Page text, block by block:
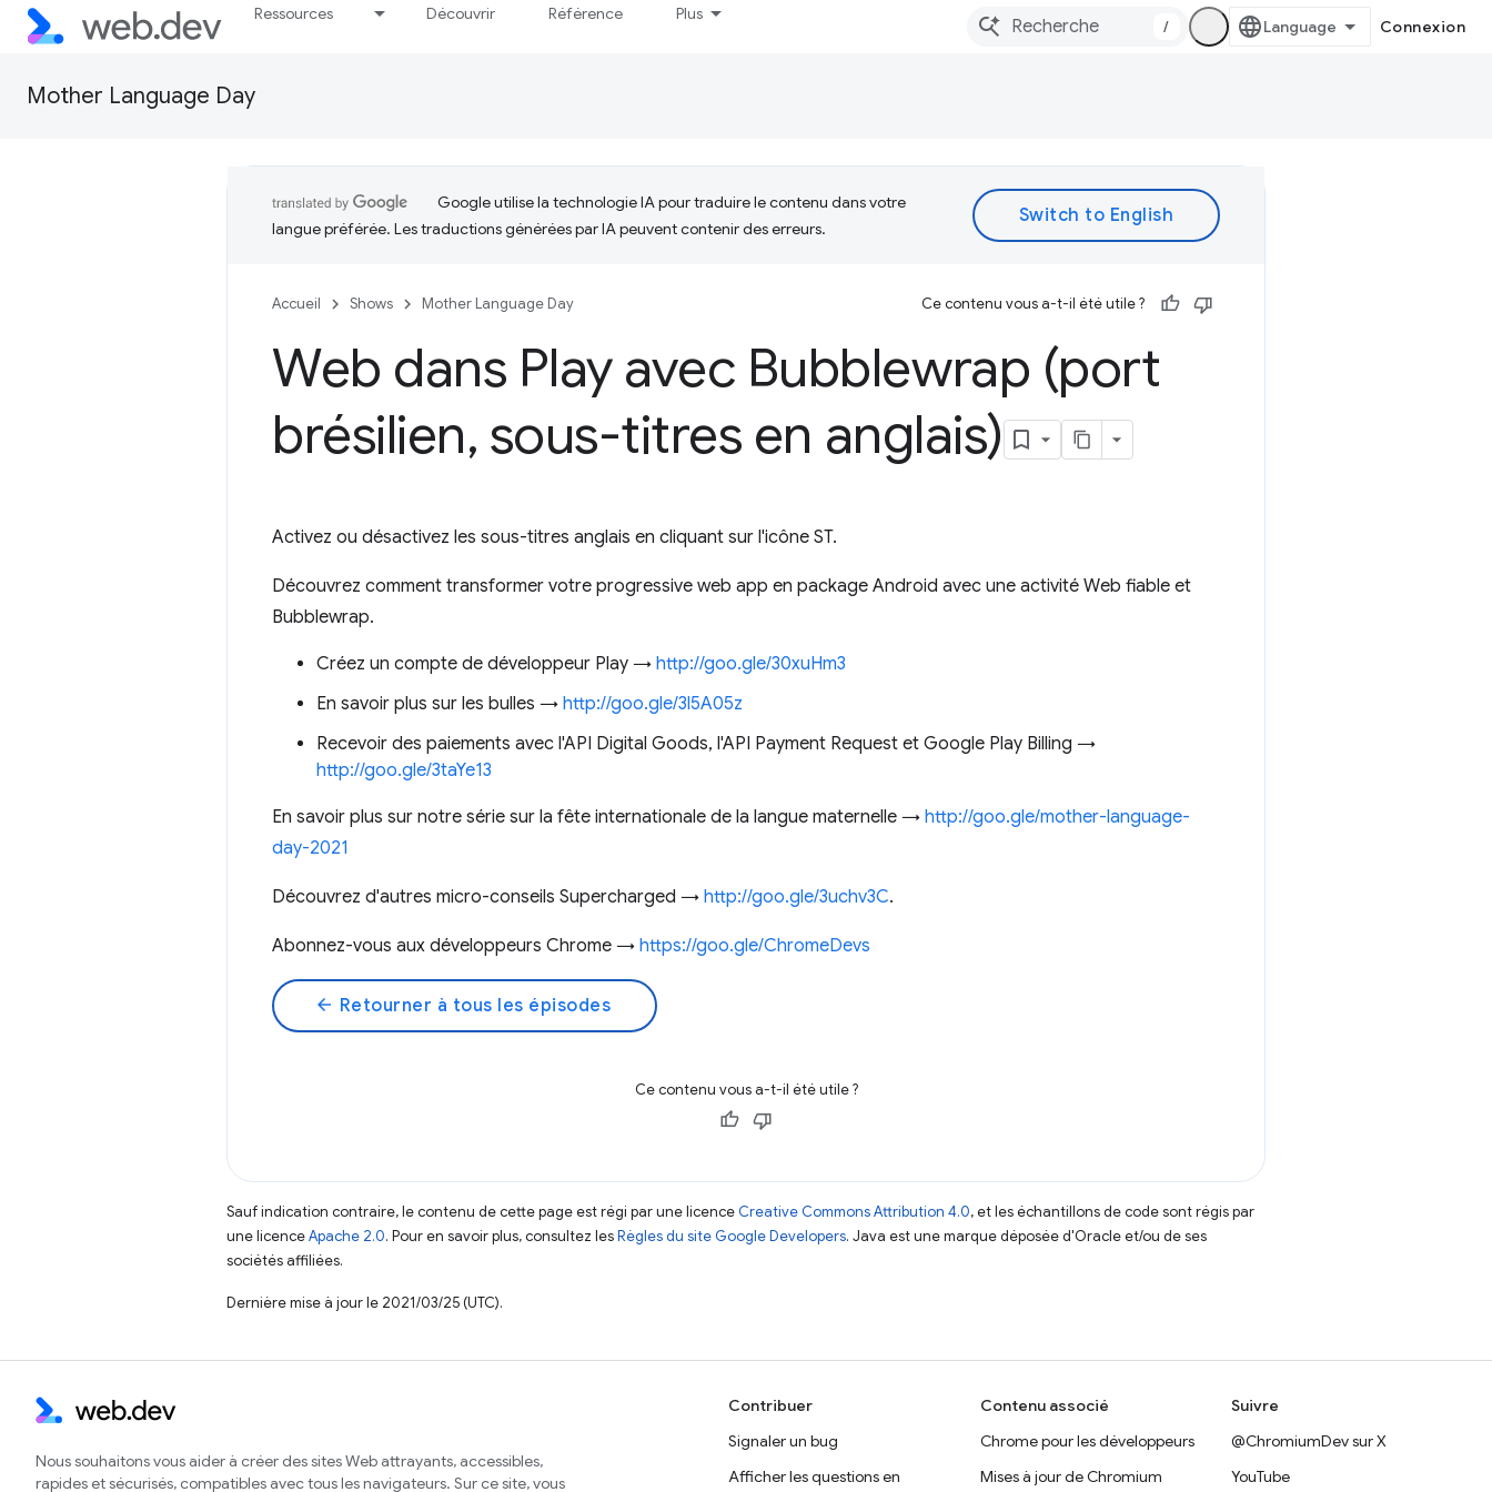
Ressources Découvrir Référence Plus
/ Connexion
Mother Language Day
Google utilise la technologie IA pour traduire le contenu dans votre
langue préférée. Les traductions générées par IA peuvent contenir des erreurs.
Accueil Shows Mother Language Day Ce contenu vous a-t-il été utile ?
Web dans Play avec Bubblewrap (port
brésilien, sous-titres en anglais)
Activez ou désactivez les sous-titres anglais en cliquant sur l'icône ST.
Découvrez comment transformer votre progressive web app en package Android avec une activité Web fiable et
Bubblewrap.
Créez un compte de développeur Play → http://goo.gle/30xuHm3
En savoir plus sur les bulles → http://goo.gle/3l5A05z
Recevoir des paiements avec l'API Digital Goods, l'API Payment Request et Google Play Billing →
http://goo.gle/3taYe13
En savoir plus sur notre série sur la fête internationale de la langue maternelle → http://goo.gle/mother-language-
day-2021
Découvrez d'autres micro-conseils Supercharged → http://goo.gle/3uchv3C.
Abonnez-vous aux développeurs Chrome → https://goo.gle/ChromeDevs
arrow_back Retourner à tous les épisodes
Ce contenu vous a-t-il été utile ?
Sauf indication contraire, le contenu de cette page est régi par une licence Creative Commons Attribution 4.0, et les échantillons de code sont régis par
une licenceApache 2.0. Pour en savoir plus, consultez lesRègles du site Google Developers. Java est une marque déposée d'Oracle et/ou de ses
sociétés affiliées.
Dernière mise à jour le 2021/03/25 (UTC).
Nous souhaitons vous aider à créer des sites Web attrayants, accessibles,
rapides et sécurisés, compatibles avec tous les navigateurs. Sur ce site, vous
Contribuer
Signaler un bug
Afficher les questions en
Contenu associé
Chrome pour les développeurs
Mises à jour de Chromium
Suivre
@ChromiumDev sur X
YouTube